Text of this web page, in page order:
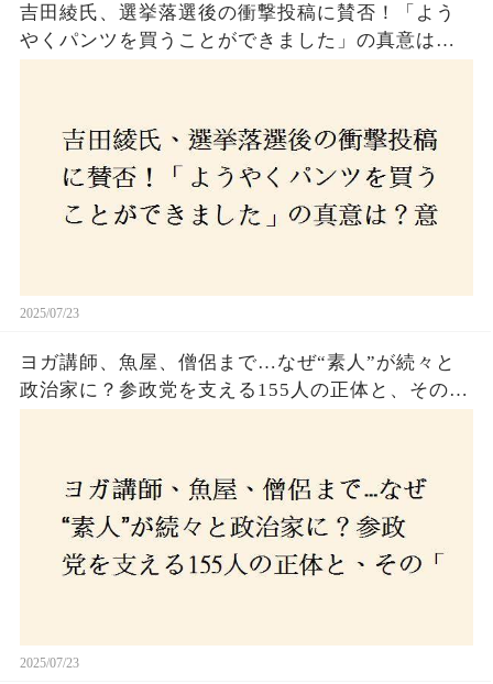
吉田綾氏、選挙落選後の衝撃投稿に賛否！「よう
やくパンツを買うことができました」の真意は？
2025/07/23
ヨガ講師、魚屋、僧侶まで…なぜ“素人”が続々と
政治家に？参政党を支える155人の正体と、その
2025/07/23